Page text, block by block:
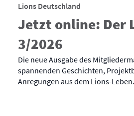
Lions Deutschland
Jetzt online: Der
3/2026
Die neue Ausgabe des
spannenden Geschichten,
Anregungen aus dem Lions-Leben.